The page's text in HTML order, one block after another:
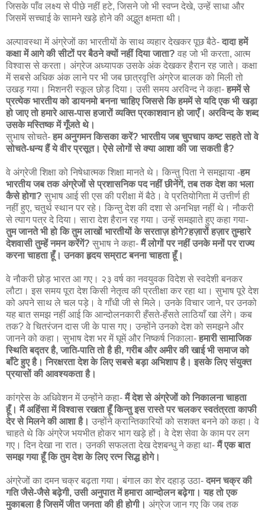
जिसके पाँव लक्ष्य से पीछे नहीं हटे, जिसने जो भी स्वप्न देखे, उन्हें साधा और
जिसमें सच्चाई के सामने खड़े होने की अद्भुत क्षमता थी।
अल्पावस्था में अंग्रेजों का भारतीयों के साथ व्यहार देखकर पूछ बैठे-दादा हमें
कक्षा में आगे की सीटों पर बैठने क्यों नहीं दिया जाता? वह जो भी करता, आत्म
विश्वास से करता। अंग्रेज अध्यापक उसके अंक देखकर हैरान रह जाते। कक्षा
में सबसे अधिक अंक लाने पर भी जब छात्रवृत्ति अंग्रेज बालक को मिली तो
उखड़ गया। मिशनरी स्कूल छोड़ दिया। उसी समय अरविन्द ने कहा-हममें से
प्रत्येक भारतीय को डायनमो बनना चाहिए जिससे कि हममें से यदि एक भी खड़ा
हो जाए तो हमारे आस-पास हजारों व्यक्ति प्रकाशवान हो जाएँ। अरविन्द के शब्द
उसके मस्तिष्क में गूँजते थे।
सुभाष सोचते-हम अनुगमन किसका करें? भारतीय जब चुपचाप कष्ट सहते तो वे
सोचते-धन्य हैं ये वीर प्रसूत। ऐसे लोगों से क्या आशा की जा सकती है?
वे अंग्रेजी शिक्षा को निषेधात्मक शिक्षा मानते थे। किन्तु पिता ने समझाया -हम
भारतीय जब तक अंग्रेजों से प्रशासनिक पद नहीं छीनेंगें, तब तक देश का भला
कैसे होगा? सुभाष आई सी एस की परीक्षा में बैठे। वे प्रतियोगिता में उत्तीर्ण ही
नहीं हुए, चतुर्थ स्थान पर रहे। किन्तु देश की दशा से अनभिज्ञ नहीं थे। नौकरी
से त्याग पत्र दे दिया। सारा देश हैरान रह गया। उन्हें समझाते हुए कहा गया-
तुम जानते भी हो कि तुम लाखों भारतीयों के सरताज़ होगे?हज़ारों हज़ार तुम्हारे
देशवासी तुम्हें नमन करेंगें? सुभाष ने कहा-मैं लोगों पर नहीं उनके मनों पर राज्य
करना चाहता हूँ। उनका हृदय सम्राट बनना चाहता हूँ।
वे नौकरी छोड़ भारत आ गए। २३ वर्ष का नवयुवक विदेश से स्वदेशी बनकर
लौटा। इस समय पूरा देश किसी नेतृत्व की प्रतीक्षा कर रहा था। सुभाष पूरे देश
को अपने साथ ले चल पड़े। वे गाँधी जी से मिले। उनके विचार जाने, पर उनको
यह बात समझ नहीं आई कि आन्दोलनकारी हँसते-हँसते लाठियाँ खा लेंगे। कब
तक? वे चितरंजन दास जी के पास गए। उन्होंने उनको देश को समझने और
जानने को कहा। सुभाष देश भर में घूमें और निष्कर्ष निकाला-हमारी सामाजिक
स्थिति बद्तर है, जाति-पाति तो है ही, गरीब और अमीर की खाई भी समाज को
बाँटे हुए है। निरक्षरता देश के लिए सबसे बड़ा अभिशाप है। इसके लिए संयुक्त
प्रयासों की आवश्यकता है।
कांग्रेस के अधिवेशन में उन्होंने कहा-मैं देश से अंग्रेजों को निकालना चाहता
हूँ। मैं अहिंसा में विश्वास रखता हूँ किन्तु इस रास्ते पर चलकर स्वतंत्रता काफी
देर से मिलने की आशा है। उन्होंने क्रान्तिकारियों को सशक्त बनने को कहा। वे
चाहते थे कि अंग्रेज भयभीत होकर भाग खड़े हों। वे देश सेवा के काम पर लग
गए। दिन देखा ना रात। उनकी सफलता देख देशबन्धु ने कहा था-मैं एक बात
समझ गया हूँ कि तुम देश के लिए रत्न सिद्ध होगे।
अंग्रेजों का दमन चक्र बढ़ता गया। बंगाल का शेर दहाड़ उठा-दमन चक्र की
गति जैसे-जैसे बढ़ेगी, उसी अनुपात में हमारा आन्दोलन बढ़ेगा। यह तो एक
मुकाबला है जिसमें जीत जनता की ही होगी। अंग्रेज जान गए कि जब तक